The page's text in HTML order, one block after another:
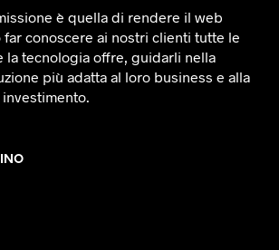
è quella di rendere il web
far conoscere ai nostri clienti tutte le
la tecnologia offre, guidarli nella
più adatta al loro business e alla